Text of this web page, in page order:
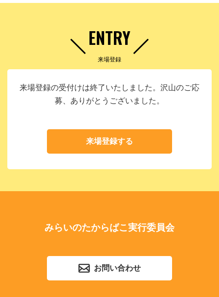
ENTRY
来場登録
来場登録の受付けは終了いたしました。沢山のご応
募、ありがとうございました。
来場登録する
みらいのたからばこ実行委員会
お問い合わせ